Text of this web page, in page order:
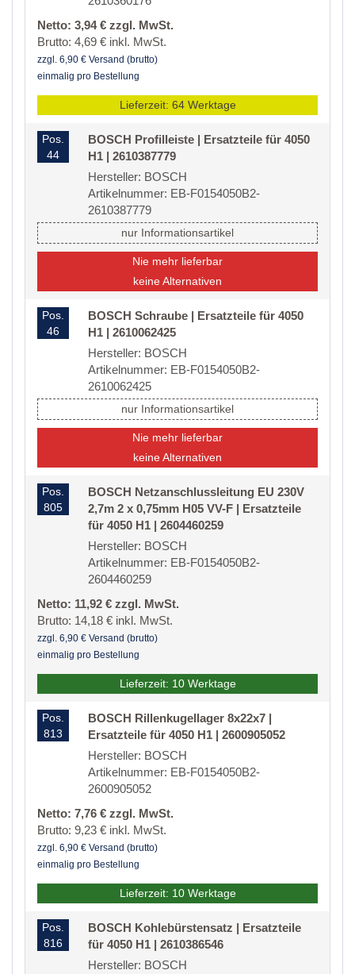
Netto: 3,94 € zzgl. MwSt.
Brutto: 4,69 € inkl. MwSt.
zzgl. 6,90 € Versand (brutto)
einmalig pro Bestellung
Lieferzeit: 64 Werktage
Pos.
44
BOSCH Profilleiste | Ersatzteile für 4050
H1 | 2610387779
Hersteller: BOSCH
Artikelnummer: EB-F0154050B2-
2610387779
nur Informationsartikel
Nie mehr lieferbar
keine Alternativen
Pos.
46
BOSCH Schraube | Ersatzteile für 4050
H1 | 2610062425
Hersteller: BOSCH
Artikelnummer: EB-F0154050B2-
2610062425
nur Informationsartikel
Nie mehr lieferbar
keine Alternativen
Pos.
805
BOSCH Netzanschlussleitung EU 230V
2,7m 2 x 0,75mm H05 VV-F | Ersatzteile
für 4050 H1 | 2604460259
Hersteller: BOSCH
Artikelnummer: EB-F0154050B2-
2604460259
Netto: 11,92 € zzgl. MwSt.
Brutto: 14,18 € inkl. MwSt.
zzgl. 6,90 € Versand (brutto)
einmalig pro Bestellung
Lieferzeit: 10 Werktage
Pos.
813
BOSCH Rillenkugellager 8x22x7 |
Ersatzteile für 4050 H1 | 2600905052
Hersteller: BOSCH
Artikelnummer: EB-F0154050B2-
2600905052
Netto: 7,76 € zzgl. MwSt.
Brutto: 9,23 € inkl. MwSt.
zzgl. 6,90 € Versand (brutto)
einmalig pro Bestellung
Lieferzeit: 10 Werktage
Pos.
816
BOSCH Kohlebürstensatz | Ersatzteile
für 4050 H1 | 2610386546
Hersteller: BOSCH